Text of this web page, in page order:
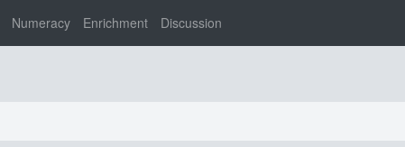
Numeracy Enrichment Discussion